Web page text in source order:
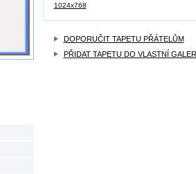
1024x768
DOPORUČIT TAPETU PŘÁTELŮM
PŘIDAT TAPETU DO VLASTNÍ